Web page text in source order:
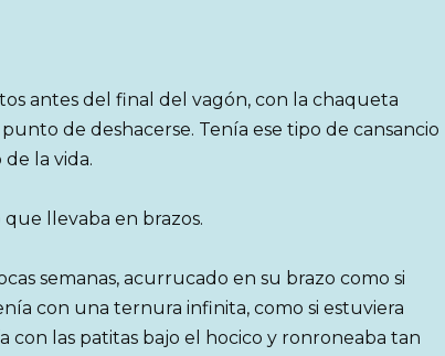
antes del final del vagón, con la chaqueta
de deshacerse. Tenía ese tipo de cansancio
la vida.
llevaba en brazos.
semanas, acurrucado en su brazo como si
con una ternura infinita, como si estuviera
con las patitas bajo el hocico y ronroneaba tan